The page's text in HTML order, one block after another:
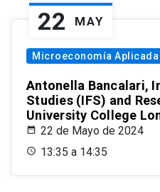
22 MAY
Microeconomía Aplicada
Antonella Bancalari,
Studies (IFS) and
University College
22 de Mayo de 2024
13:35 a 14:35